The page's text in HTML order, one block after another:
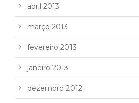
abril 2013
março 2013
fevereiro 2013
janeiro 2013
dezembro 2012